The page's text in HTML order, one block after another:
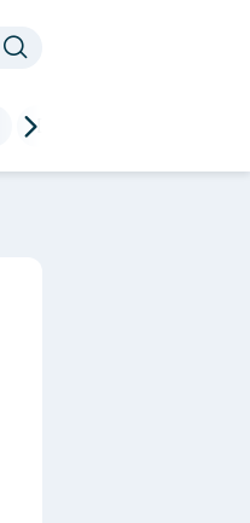
Die besten Sprüche